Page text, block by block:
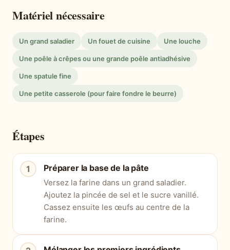
Matériel nécessaire
Un grand saladier Un fouet de cuisine Une louche
Une poêle à crêpes ou une grande poêle antiadhésive
Une spatule fine
Une petite casserole (pour faire fondre le beurre)
Étapes
Préparer la base de la pâte
Versez la farine dans un grand saladier.
Ajoutez la pincée de sel et le sucre vanillé.
Cassez ensuite les œufs au centre de la
farine.